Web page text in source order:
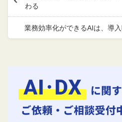
わる
業務効率化ができるAIは、導